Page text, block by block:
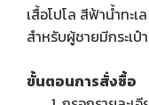
เสื้อโปโล สีฟ้าน้ำทะ
สำหรับผู้ชายมีกระเป๋
ขั้นตอนการสั่งซื้อ